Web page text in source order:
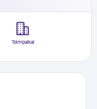
Toimipaikat